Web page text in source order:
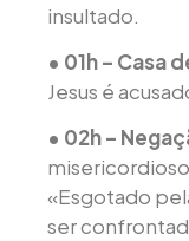
insultado.
• 01h – Casa
Jesus é
• 02h –
«Esgotado
ser